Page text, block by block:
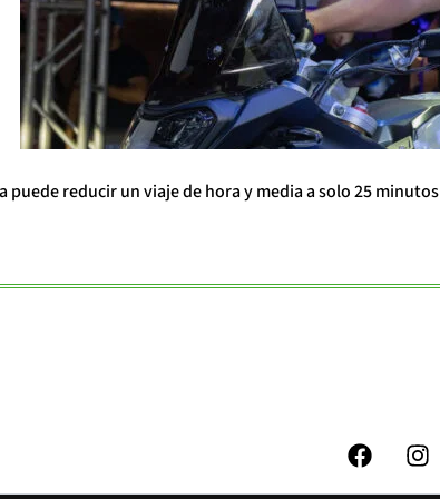
puede reducir un viaje de hora y media a solo 25 minutos